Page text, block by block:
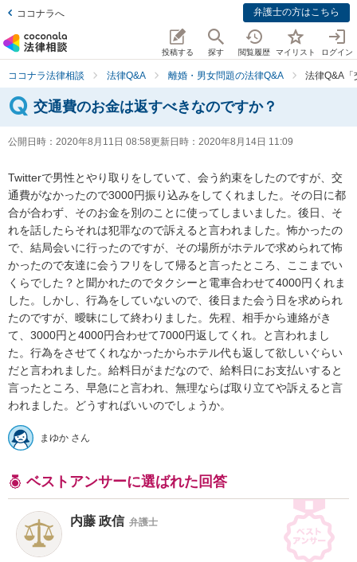
ココナラへ 弁護士の方はこちら
投稿する 探す 閲覧履歴 マイリスト ログイン
ココナラ法律相談 法律Q&A 離婚・男女問題の法律Q&A 法律Q&A「
交通費のお金は返すべきなのですか？
公開日時： 2020年8月11日 08:58更新日時： 2020年8月14日 11:09
Twitterで男性とやり取りをしていて、会う約束をしたのですが、交
通費がなかったので3000円振り込みをしてくれました。その日に都
合が合わず、そのお金を別のことに使ってしまいました。後日、そ
れを話したらそれは犯罪なので訴えると言われました。怖かったの
で、結局会いに行ったのですが、その場所がホテルで求められて怖
かったので友達に会うフリをして帰ると言ったところ、ここまでい
くらでした？と聞かれたのでタクシーと電車合わせて4000円くれま
した。しかし、行為をしていないので、後日また会う日を求められ
たのですが、曖昧にして終わりました。先程、相手から連絡がき
て、3000円と4000円合わせて7000円返してくれ。と言われまし
た。行為をさせてくれなかったからホテル代も返して欲しいぐらい
だと言われました。給料日がまだなので、給料日にお支払いすると
言ったところ、早急にと言われ、無理ならば取り立てや訴えると言
われました。どうすればいいのでしょうか。
まゆか さん
ベストアンサーに選ばれた回答
内藤 政信 弁護士